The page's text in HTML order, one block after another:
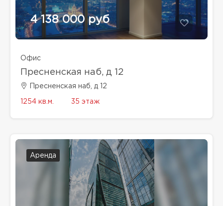
4 138 000 руб
Офис
Пресненская наб, д 12
Пресненская наб, д 12
1254 кв.м. 35 этаж
Аренда